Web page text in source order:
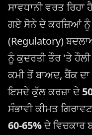
ਸਾਵਧਾਨੀ ਵਰਤ
ਗਏ ਸੋਨੇ ਦੇ ਕਰਜ਼ਿਆਂ
(Regulatory)
ਨੂੰ ਕੁਦਰਤੀ ਤੌਰ 'ਤੇ ਹੌਲੀ
ਕਮੀ ਤੋਂ ਬਾਅਦ, ਬੈਂਕ
ਇਸਦੇ ਕੁੱਲ ਕਰਜ਼ਾ ਦੇ
ਸੰਭਾਵੀ ਕੀਮਤ
60-65%ਦੇ ਵਿਚਕਾਰ